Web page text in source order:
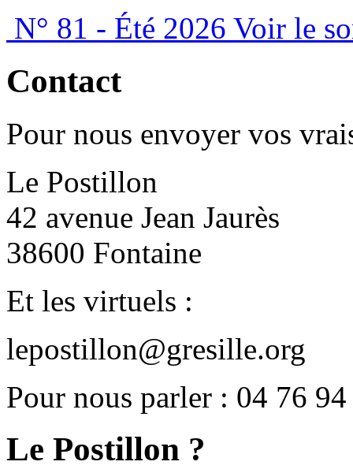
N° 81 - Été 2026 Voir le
Contact
Pour nous envoyer vos
Le Postillon
42 avenue Jean Jaurès
38600 Fontaine
Et les virtuels :
lepostillon@gresille.org
Pour nous parler : 04 76
Le Postillon ?